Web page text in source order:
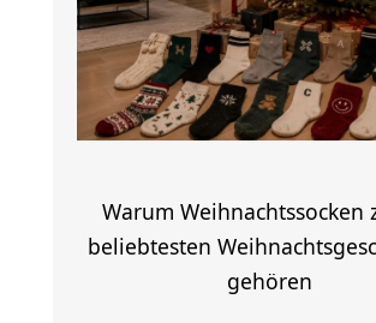
Warum Weihnachtssocken
beliebtesten
gehören